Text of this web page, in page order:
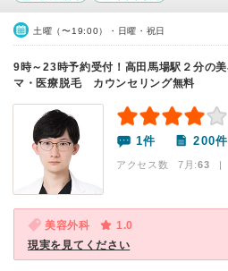
土曜（〜19:00）・日曜・祝日
9時～23時予約受付！高田馬場駅２分の
マ・医療脱毛 カウンセリング無料
1件 200件
アクセス数 7月:63 |
美容外科
1.0
現実を見てください